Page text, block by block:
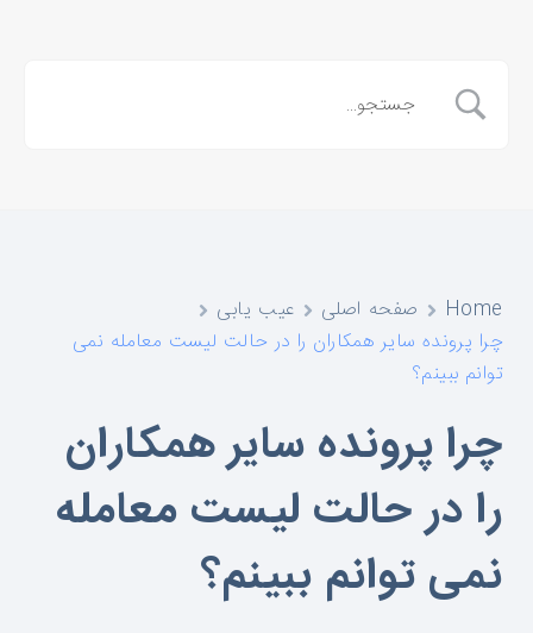
Home صفحه اصلی
عیب یابی
چرا پرونده سایر همکاران را در حالت لیست معامله نمی
توانم ببینم؟
چرا پرونده سایر همکاران
را در حالت لیست معامله
نمی توانم ببینم؟